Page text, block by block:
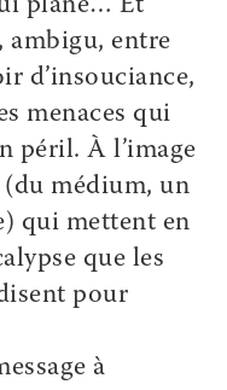
plane… Et
entre
d’insouciance,
menaces qui
péril. À l’image
(du médium, un
qui mettent en
que les
pour
à